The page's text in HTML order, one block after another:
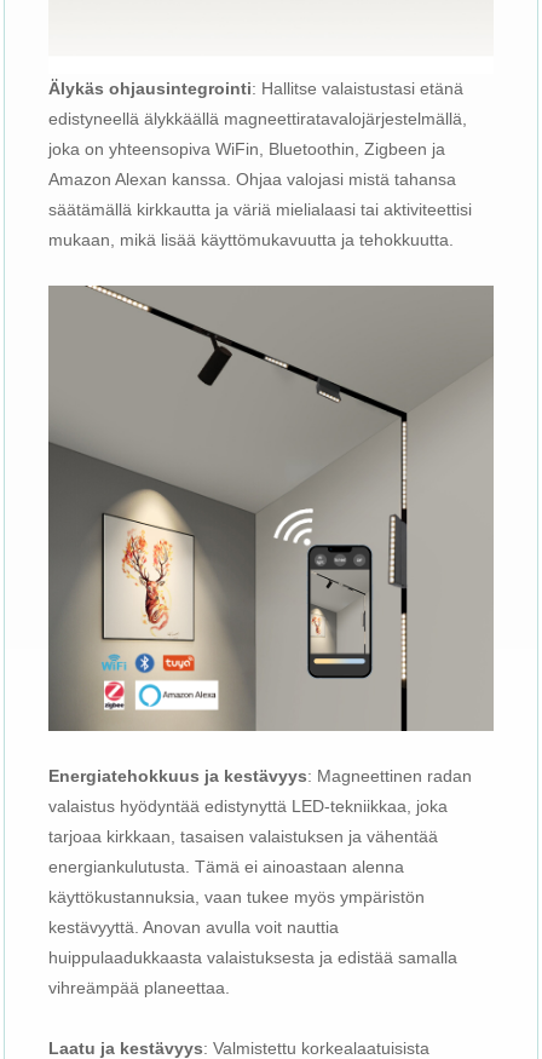
Älykäs ohjausintegrointi: Hallitse valaistustasi etänä
edistyneellä älykkäällä magneettiratavalojärjestelmällä,
joka on yhteensopiva WiFin, Bluetoothin, Zigbeen ja
Amazon Alexan kanssa. Ohjaa valojasi mistä tahansa
säätämällä kirkkautta ja väriä mielialaasi tai aktiviteettisi
mukaan, mikä lisää käyttömukavuutta ja tehokkuutta.
Energiatehokkuus ja kestävyys: Magneettinen radan
valaistus hyödyntää edistynyttä LED-tekniikkaa, joka
tarjoaa kirkkaan, tasaisen valaistuksen ja vähentää
energiankulutusta. Tämä ei ainoastaan ​​alenna
käyttökustannuksia, vaan tukee myös ympäristön
kestävyyttä. Anovan avulla voit nauttia
huippulaadukkaasta valaistuksesta ja edistää samalla
vihreämpää planeettaa.
Laatu ja kestävyys: Valmistettu korkealaatuisista